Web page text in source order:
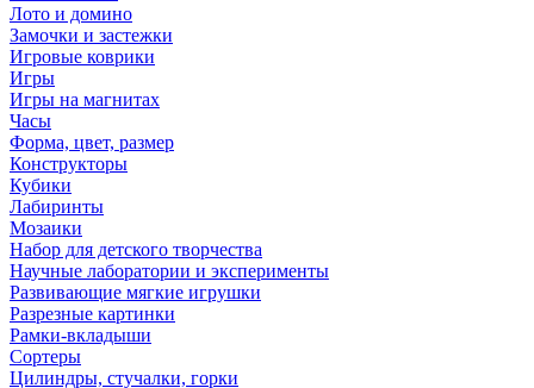
Лото и домино
Замочки и застежки
Игровые коврики
Игры
Игры на магнитах
Часы
Форма, цвет, размер
Конструкторы
Кубики
Лабиринты
Мозаики
Набор для детского творчества
Научные лаборатории и эксперименты
Развивающие мягкие игрушки
Разрезные картинки
Рамки-вкладыши
Сортеры
Цилиндры, стучалки, горки